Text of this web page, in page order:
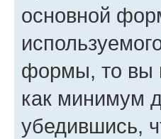
основной
формы, то вы
как минимум
убедившись,